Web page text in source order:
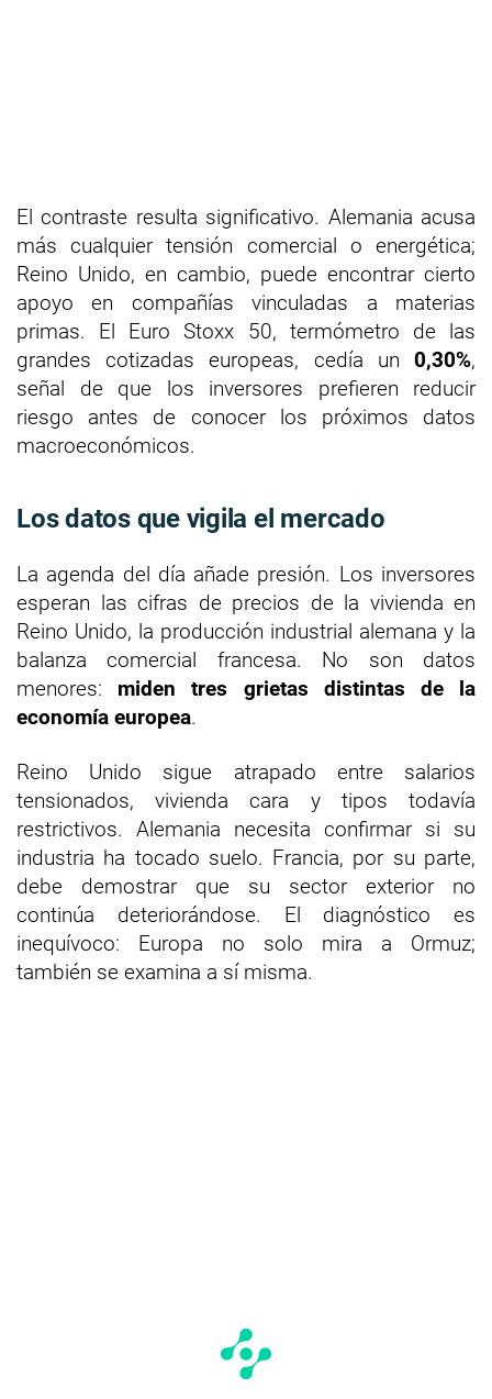
El contraste resulta significativo. Alemania acusa
más cualquier tensión comercial o energética;
Reino Unido, en cambio, puede encontrar cierto
apoyo en compañías vinculadas a materias
primas. El Euro Stoxx 50, termómetro de las
grandes cotizadas europeas, cedía un 0,30%,
señal de que los inversores prefieren reducir
riesgo antes de conocer los próximos datos
macroeconómicos.
Los datos que vigila el mercado
La agenda del día añade presión. Los inversores
esperan las cifras de precios de la vivienda en
Reino Unido, la producción industrial alemana y la
balanza comercial francesa. No son datos
menores: miden tres grietas distintas de la
economía europea.
Reino Unido sigue atrapado entre salarios
tensionados, vivienda cara y tipos todavía
restrictivos. Alemania necesita confirmar si su
industria ha tocado suelo. Francia, por su parte,
debe demostrar que su sector exterior no
continúa deteriorándose. El diagnóstico es
inequívoco: Europa no solo mira a Ormuz;
también se examina a sí misma.